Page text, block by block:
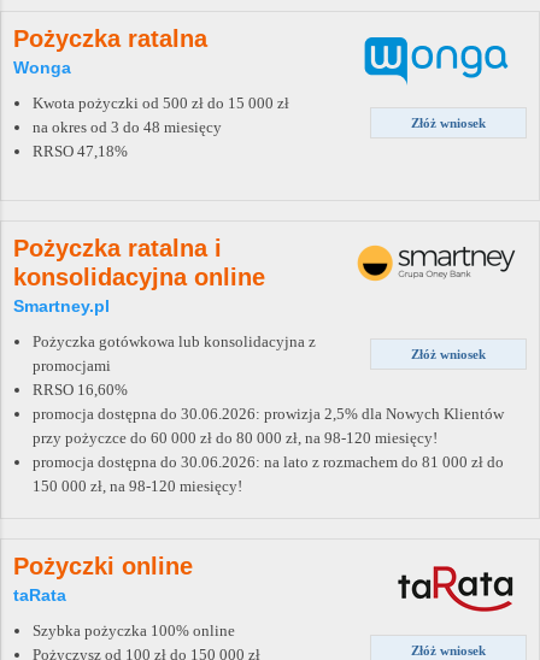
Pożyczka ratalna
Wonga
Złóż wniosek
Kwota pożyczki od 500 zł do 15 000 zł
na okres od 3 do 48 miesięcy
RRSO 47,18%
Pożyczka ratalna i
konsolidacyjna online
Smartney.pl
Złóż wniosek
Pożyczka gotówkowa lub konsolidacyjna z
promocjami
RRSO 16,60%
promocja dostępna do 30.06.2026: prowizja 2,5% dla Nowych Klientów
przy pożyczce do 60 000 zł do 80 000 zł, na 98-120 miesięcy!
promocja dostępna do 30.06.2026: na lato z rozmachem do 81 000 zł do
150 000 zł, na 98-120 miesięcy!
Pożyczki online
taRata
Złóż wniosek
Szybka pożyczka 100% online
Pożyczysz od 100 zł do 150 000 zł